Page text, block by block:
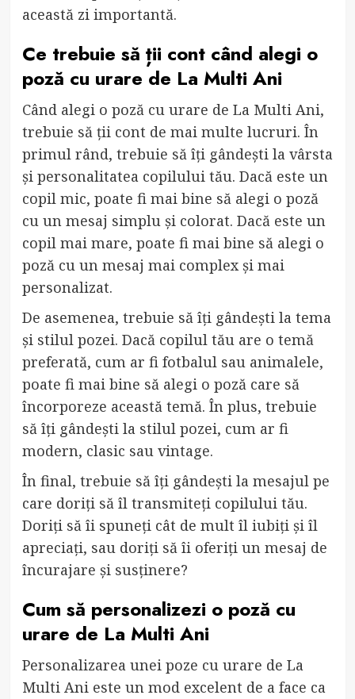
această zi importantă.
Ce trebuie să ții cont când alegi o
poză cu urare de La Multi Ani
Când alegi o poză cu urare de La Multi Ani,
trebuie să ții cont de mai multe lucruri. În
primul rând, trebuie să îți gândești la vârsta
și personalitatea copilului tău. Dacă este un
copil mic, poate fi mai bine să alegi o poză
cu un mesaj simplu și colorat. Dacă este un
copil mai mare, poate fi mai bine să alegi o
poză cu un mesaj mai complex și mai
personalizat.
De asemenea, trebuie să îți gândești la tema
și stilul pozei. Dacă copilul tău are o temă
preferată, cum ar fi fotbalul sau animalele,
poate fi mai bine să alegi o poză care să
încorporeze această temă. În plus, trebuie
să îți gândești la stilul pozei, cum ar fi
modern, clasic sau vintage.
În final, trebuie să îți gândești la mesajul pe
care doriți să îl transmiteți copilului tău.
Doriți să îi spuneți cât de mult îl iubiți și îl
apreciați, sau doriți să îi oferiți un mesaj de
încurajare și susținere?
Cum să personalizezi o poză cu
urare de La Multi Ani
Personalizarea unei poze cu urare de La
Multi Ani este un mod excelent de a face ca